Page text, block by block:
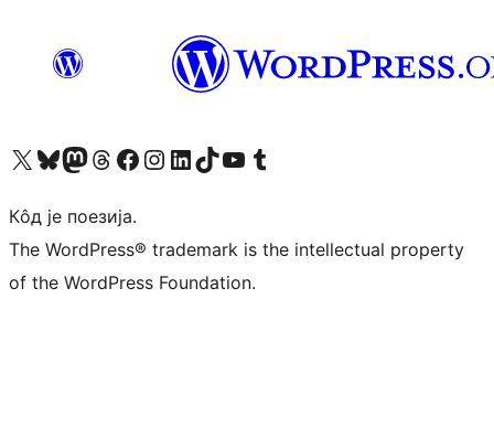
Visit our X (formerly Twitter) account
Посетите наш Bluesky налог
Visit our Mastodon account
Посетите наш налог на Threads-у Visit our Facebook page
Посетите наш Инстаграм налог
Visit our LinkedIn account
Посетите наш TikTok налог
Visit our YouTube channel
Посетите наш Tumblr налог
Кôд је поезија.
The WordPress® trademark is the intellectual property
of the WordPress Foundation.